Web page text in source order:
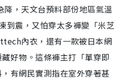
降，天文台預料部份地區氣溫
到震，又怕穿太多褲變「米芝
內衣，還有一款被日本網
好物。這條褲主打「單穿即
有網民實測指在室外穿著甚